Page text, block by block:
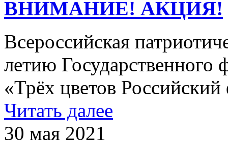
ВНИМАНИЕ! АКЦИЯ!
Всероссийская
летию Государственного
«Трёх цветов Российский
Читать далее
30 мая 2021